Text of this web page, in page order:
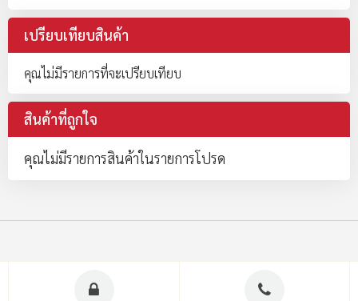
เปรียบเทียบสินค้า
คุณไม่มีรายการที่จะเปรียบเทียบ
สินค้าที่ถูกใจ
คุณไม่มีรายการสินค้าในรายการโปรด